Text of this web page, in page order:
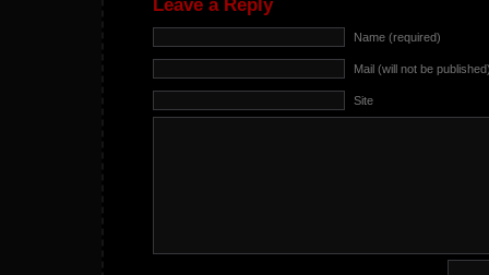
Leave a Reply
Name (required)
Mail (will not be
Site